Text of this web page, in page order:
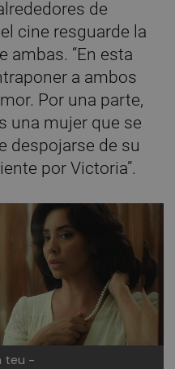
de
cine resguarde la
ambas. “En esta
a ambos
Por una parte,
una mujer que se
despojarse de su
por Victoria”.
teu -